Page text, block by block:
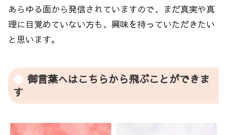
あらゆる面から発信されていますので、まだ真実や真
理に目覚めていない方も、興味を持っていただきたい
と思います。
御言葉へはこちらから飛ぶことができま
す